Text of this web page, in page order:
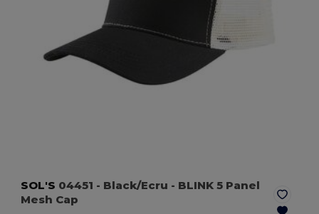
SOL'S 04451 - Black/Ecru - BLINK 5 Panel
Mesh Cap